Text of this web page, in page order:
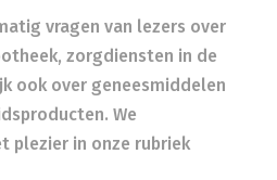
vragen van lezers over
zorgdiensten in de
ook over geneesmiddelen
We
plezier in onze rubriek